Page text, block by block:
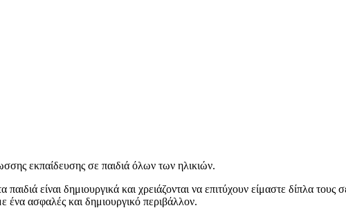
εκπαίδευσης σε παιδιά όλων των ηλικιών.
παιδιά είναι δημιουργικά και χρειάζονται να επιτύχουν είμαστε δίπλα
ένα ασφαλές και δημιουργικό περιβάλλον.